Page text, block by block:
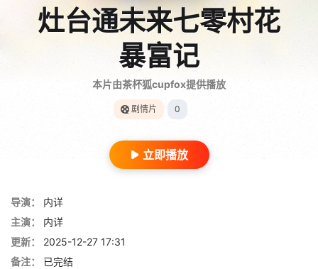
灶台通未来七零村花
暴富记
本片由茶杯狐cupfox提供播放
剧情片 0
立即播放
导演：
内详
主演：
内详
更新：
2025-12-27 17:31
备注：
已完结